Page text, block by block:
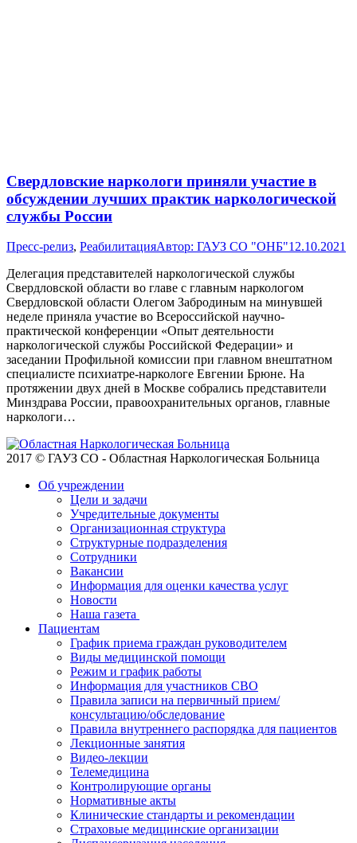
Свердловские наркологи приняли участие в
обсуждении лучших практик наркологической
службы России
Пресс-релиз, РеабилитацияАвтор: ГАУЗ СО "ОНБ"12.10.2021
Делегация представителей наркологической службы
Свердловской области во главе с главным наркологом
Свердловской области Олегом Забродиным на минувшей
неделе приняла участие во Всероссийской научно-
практической конференции «Опыт деятельности
наркологической службы Российской Федерации» и
заседании Профильной комиссии при главном внештатном
специалисте психиатре-наркологе Евгении Брюне. На
протяжении двух дней в Москве собрались представители
Минздрава России, правоохранительных органов, главные
наркологи…
2017 © ГАУЗ СО - Областная Наркологическая Больница
Об учреждении
Цели и задачи
Учредительные документы
Организационная структура
Структурные подразделения
Сотрудники
Вакансии
Информация для оценки качества услуг
Новости
​​Наша газета
Пациентам
График приема граждан руководителем
Виды медицинской помощи
Режим и график работы
Информация для участников СВО
Правила записи на первичный прием/
консультацию/обследование
Правила внутреннего распорядка для пациентов
Лекционные занятия
Видео-лекции
Телемедицина
Контролирующие органы
Нормативные акты
Клинические стандарты и рекомендации
Страховые медицинские организации